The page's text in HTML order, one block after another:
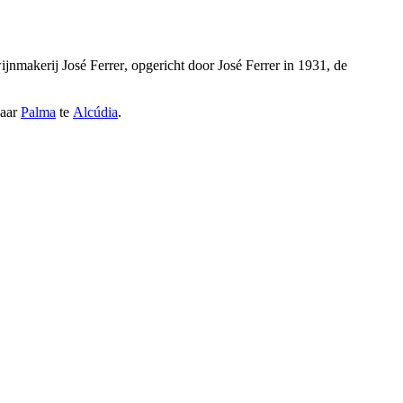
José Ferrer, opgericht doorJosé Ferrerin 1931, de
Palma te Alcúdia.